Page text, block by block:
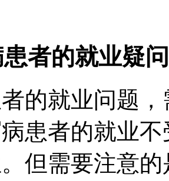
者的就业疑问
的就业问题
患者的就业
但需要注意